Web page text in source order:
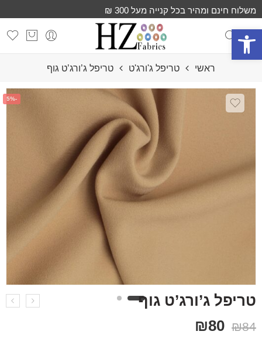
פתח סרגל נגישות
משלוח חינם ומהיר בכל קנייה מעל 300 ₪
ראשי טריפל ג'ורג'ט טריפל ג’ורג’ט גוף
-5%
טריפל ג’ורג’ט גוף
₪84
₪80